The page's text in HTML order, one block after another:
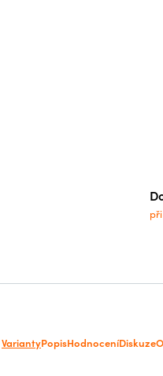
VariantyPopisHodnoceníDiskuze